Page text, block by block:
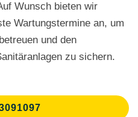
Wunsch bieten wir
Wartungstermine an, um
und den
zu sichern.